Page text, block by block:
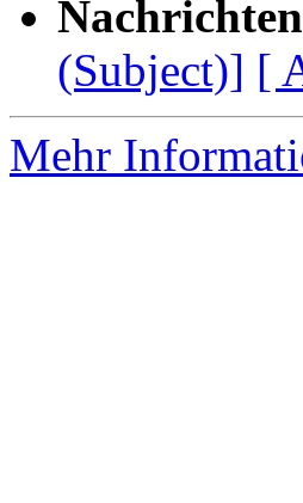
(Subject)] [
Mehr